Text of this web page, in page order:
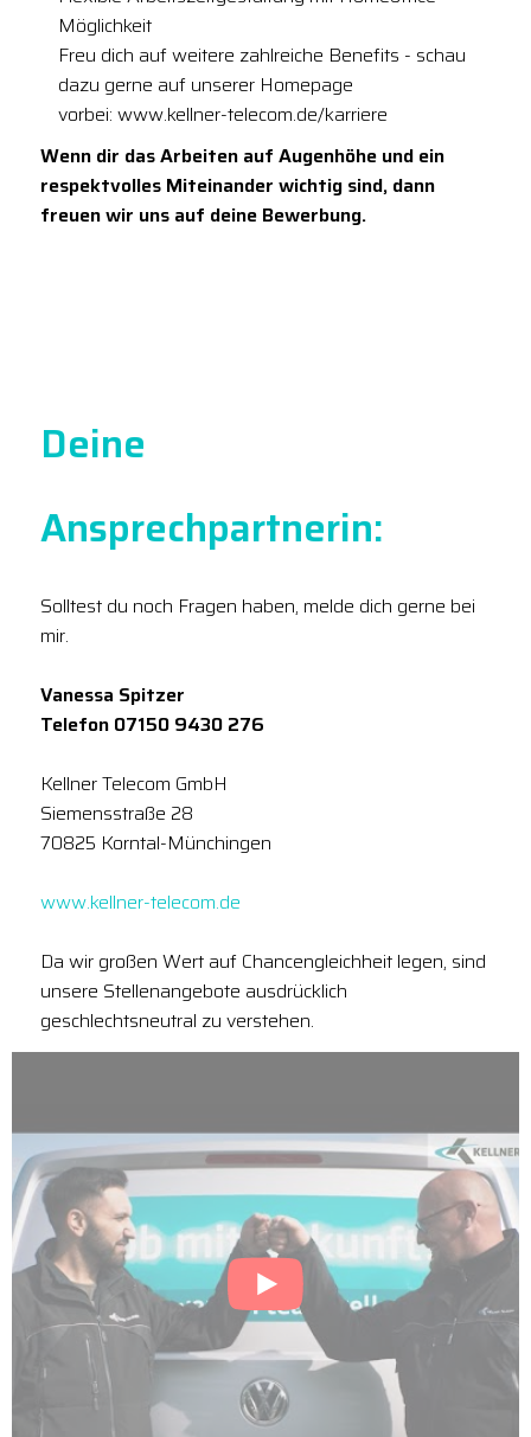
Möglichkeit
Freu dich auf weitere zahlreiche Benefits - schau
dazu gerne auf unserer Homepage
vorbei: www.kellner-telecom.de/karriere
Wenn dir das Arbeiten auf Augenhöhe und ein
respektvolles Miteinander wichtig sind, dann
freuen wir uns auf deine Bewerbung.
Deine
Ansprechpartnerin:
Solltest du noch Fragen haben, melde dich gerne bei
mir.
Vanessa Spitzer
Telefon 07150 9430 276
Kellner Telecom GmbH
Siemensstraße 28
70825 Korntal-Münchingen
www.kellner-telecom.de
Da wir großen Wert auf Chancengleichheit legen, sind
unsere Stellenangebote ausdrücklich
geschlechtsneutral zu verstehen.